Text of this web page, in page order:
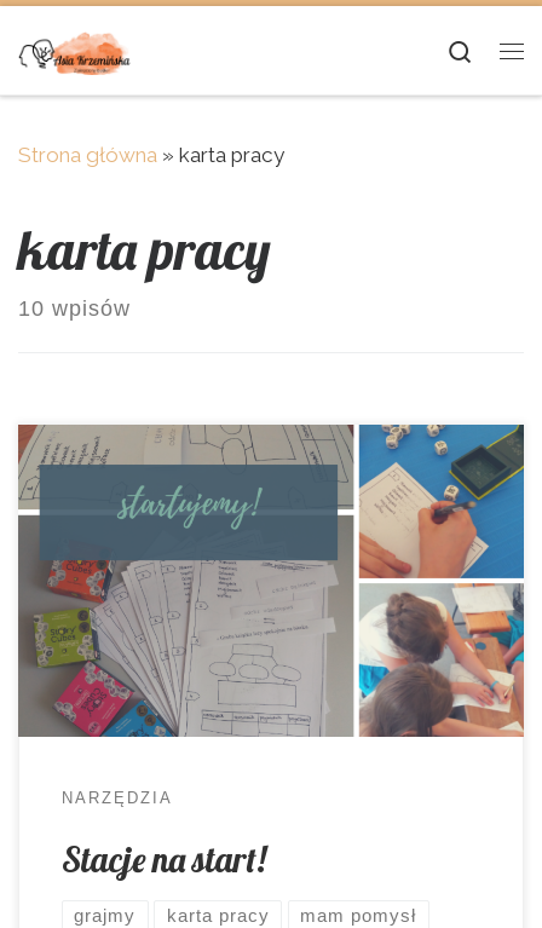
Skip to content
Strona główna » karta pracy
karta pracy
10 wpisów
Sprawdziany podsumowujące semestr w toku.
Jak bezboleśnie przeprowadzić powtórzenie
wiadomości? Stacjami z zadaniami!
NARZĘDZIA
Stacje na start!
grajmy karta pracy mam pomysł